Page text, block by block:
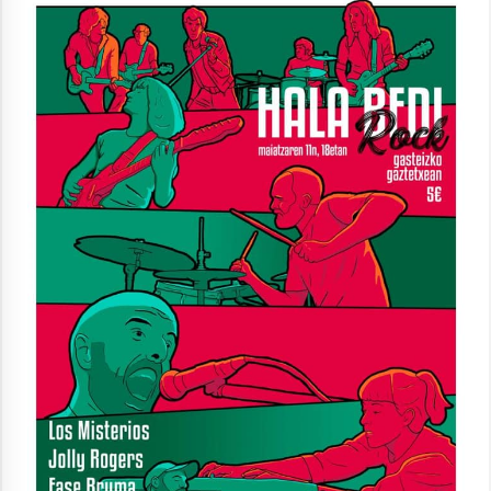
Berria egunkarian elkarrizketa
Arrosaren 20 urteez
2021/07/06
Hala Bedi irratiko Hizpidea saioan
Arrosaren 20 urteez
2021/07/03
Zebrabidearen denboraldi amaiera
EHZtik